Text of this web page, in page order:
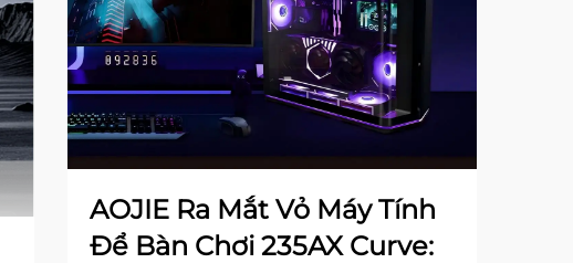
AOJIE Ra Mắt Vỏ Máy Tính
Để Bàn Chơi 235AX Curve: